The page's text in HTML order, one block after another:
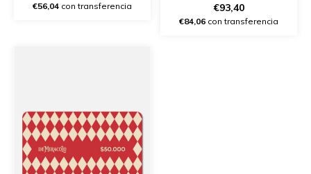
€56,04 con transferencia
€93,40
€84,06 con transferencia